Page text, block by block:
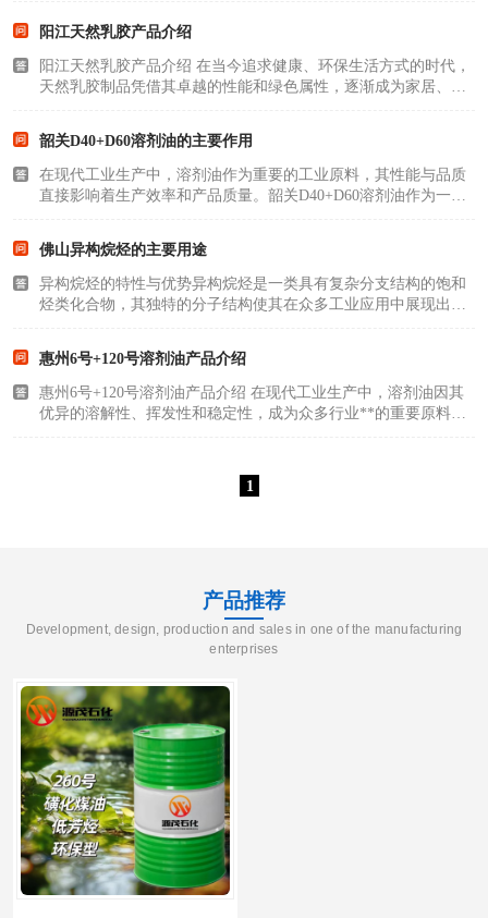
照粘度等级划分为7号、1..
阳江天然乳胶产品介绍
阳江天然乳胶产品介绍 在当今追求健康、环保生活方式的时代，
天然乳胶制品凭借其卓越的性能和绿色属性，逐渐成为家居、医
适、健康、环保的..
韶关D40+D60溶剂油的主要作用
在现代工业生产中，溶剂油作为重要的工业原料，其性能与品质
直接影响着生产效率和产品质量。韶关D40+D60溶剂油作为一种
D40+D60溶剂油的主..
佛山异构烷烃的主要用途
异构烷烃的特性与优势异构烷烃是一类具有复杂分支结构的饱和
烃类化合物，其独特的分子结构使其在众多工业应用中展现出卓
异特性。首先，..
惠州6号+120号溶剂油产品介绍
惠州6号+120号溶剂油产品介绍 在现代工业生产中，溶剂油因其
优异的溶解性、挥发性和稳定性，成为众多行业**的重要原料。
1
产品推荐
Development, design, production and sales in one of the manufacturing
enterprises